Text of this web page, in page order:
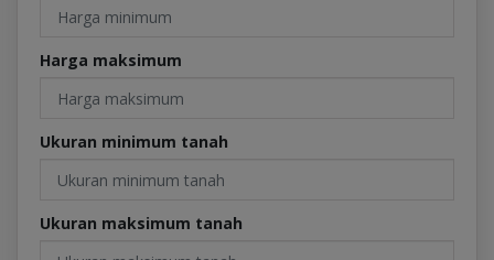
Harga maksimum
Ukuran minimum tanah
Ukuran maksimum tanah